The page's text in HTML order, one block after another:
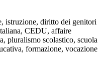
istruzione, diritto dei genitori
CEDU, affaire
pluralismo scolastico, scuola
formazione, vocazione